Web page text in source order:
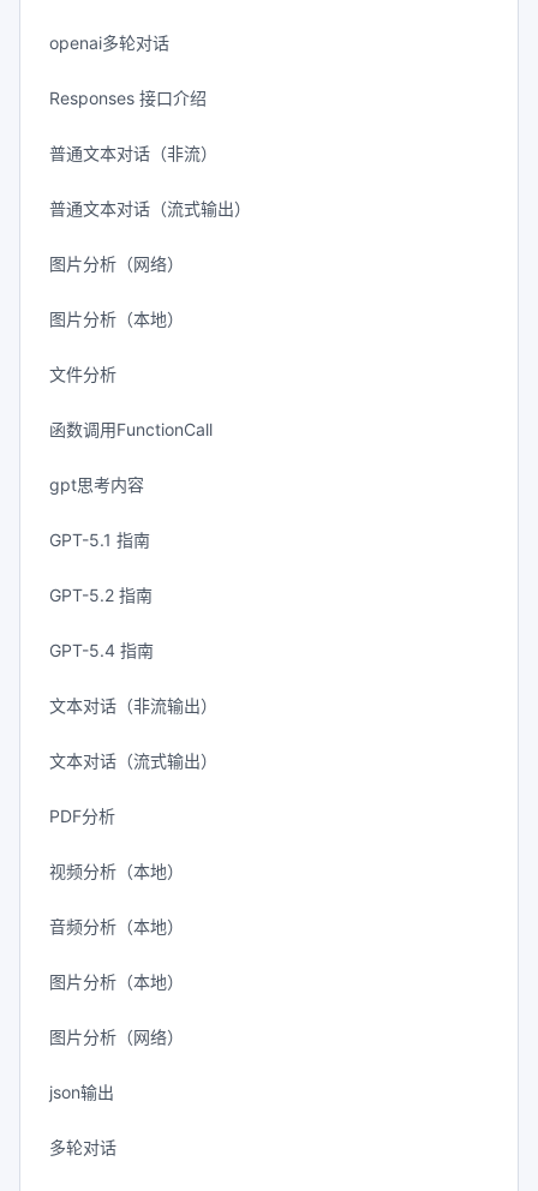
openai多轮对话
Responses 接口介绍
普通文本对话（非流）
普通文本对话（流式输出）
图片分析（网络）
图片分析（本地）
文件分析
函数调用FunctionCall
gpt思考内容
GPT-5.1 指南
GPT-5.2 指南
GPT-5.4 指南
文本对话（非流输出）
文本对话（流式输出）
PDF分析
视频分析（本地）
音频分析（本地）
图片分析（本地）
图片分析（网络）
json输出
多轮对话